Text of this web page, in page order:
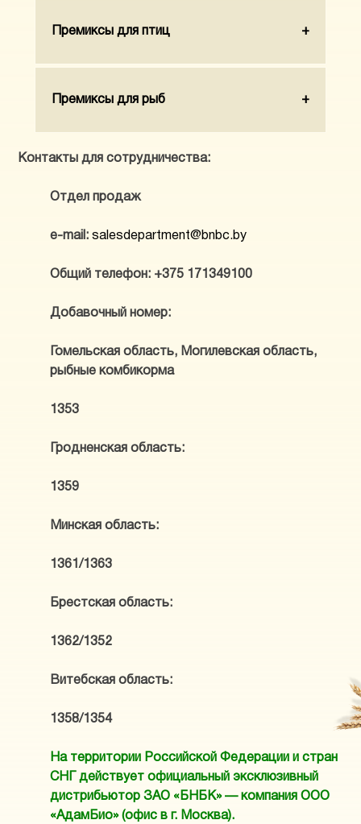
Премиксы для птиц
Премиксы для рыб
Контакты для сотрудничества:
Отдел продаж
e-mail:salesdepartment@bnbc.by
Общий телефон: +375 171349100
Добавочный номер:
Гомельская область, Могилевская область,
рыбные комбикорма
1353
Гродненская область:
1359
Минская область:
1361/1363
Брестская область:
1362/1352
Витебская область:
1358/1354
На территории Российской Федерации и стран
СНГ действует официальный эксклюзивный
дистрибьютор ЗАО «БНБК» — компания ООО
«АдамБио» (офис в г. Москва).